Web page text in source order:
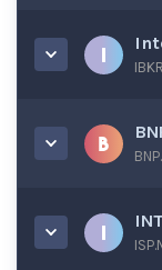
IBKR